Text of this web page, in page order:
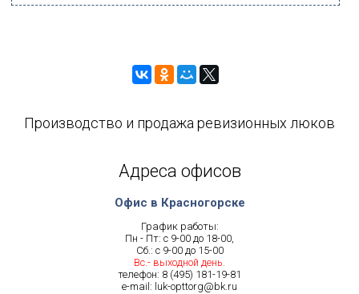
Производство и продажа ревизионных люков
Адреса офисов
Офис в Красногорске
График работы:
Пн - Пт: с 9-00 до 18-00,
Сб.: с 9-00 до 15-00
Вс.- выходной день.
телефон: 8 (495) 181-19-81
e-mail: luk-opttorg@bk.ru